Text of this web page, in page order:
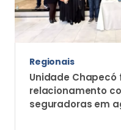
Regionais
Unidade Chapecó
relacionamento
seguradoras em